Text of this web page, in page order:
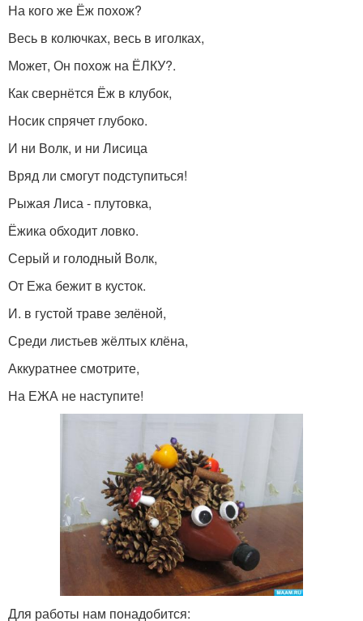
На кого же Ёж похож?
Весь в колючках, весь в иголках,
Может, Он похож на ЁЛКУ?.
Как свернётся Ёж в клубок,
Носик спрячет глубоко.
И ни Волк, и ни Лисица
Вряд ли смогут подступиться!
Рыжая Лиса - плутовка,
Ёжика обходит ловко.
Серый и голодный Волк,
От Ежа бежит в кусток.
И. в густой траве зелёной,
Среди листьев жёлтых клёна,
Аккуратнее смотрите,
На ЕЖА не наступите!
Для работы нам понадобится: